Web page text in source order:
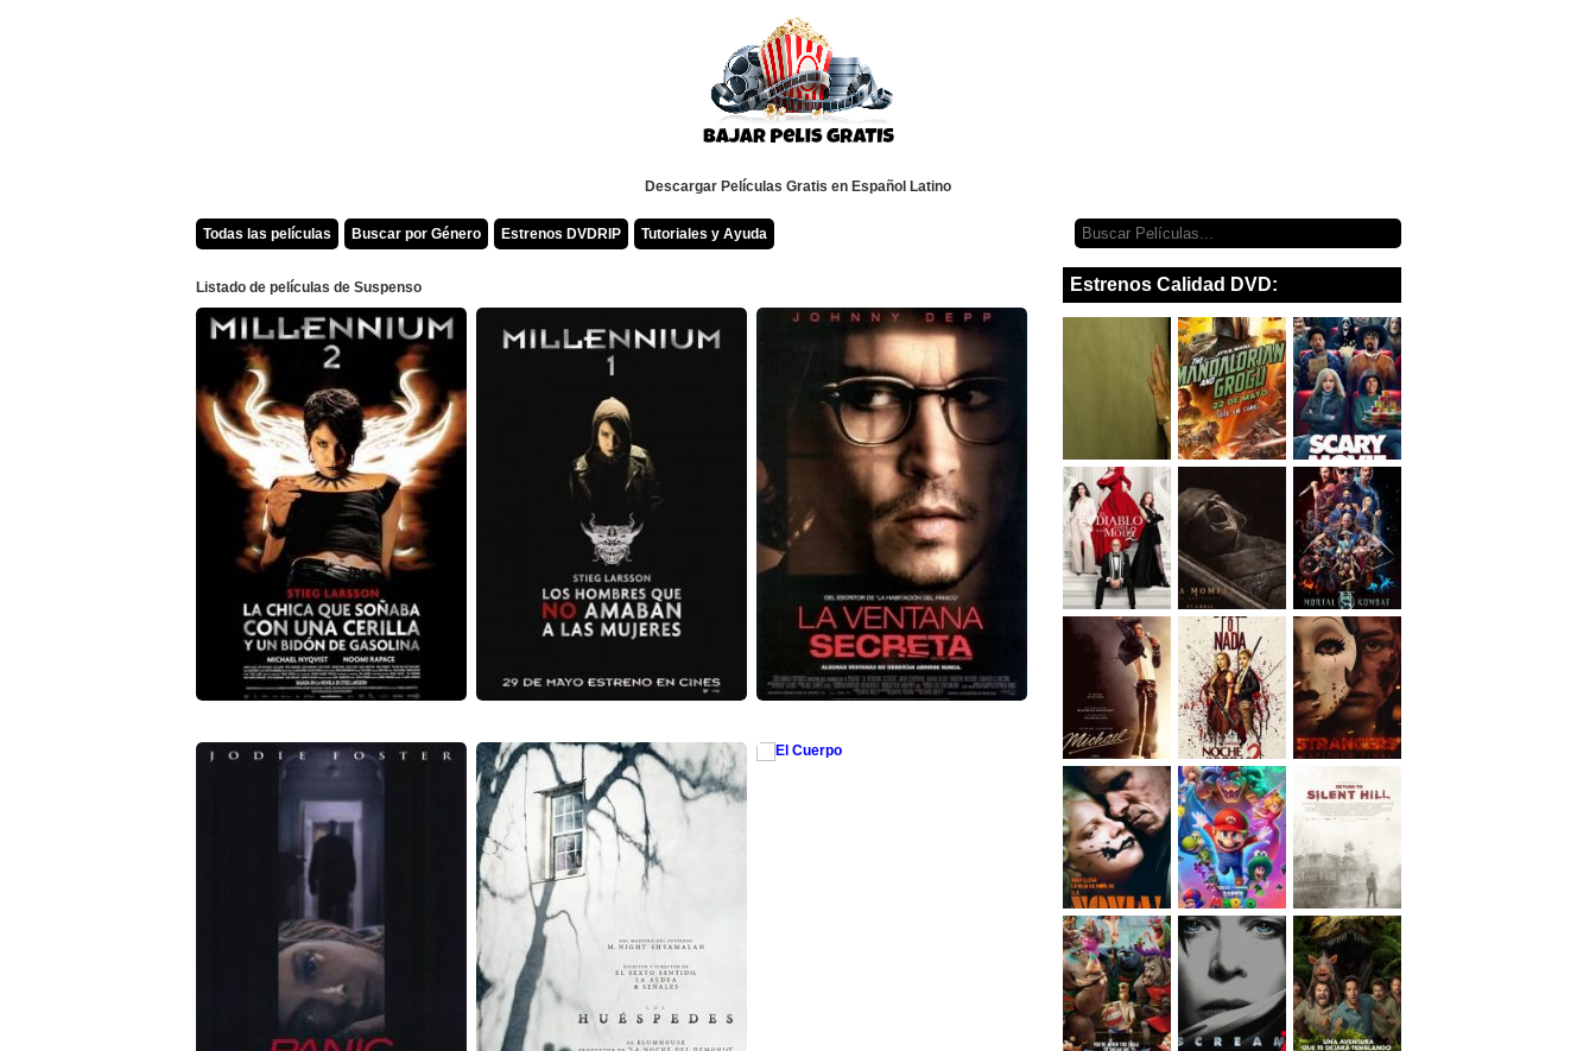
Descargar Películas Gratis en Español Latino
Todas las películas Buscar por Género Estrenos DVDRIP Tutoriales y Ayuda
Listado de películas de Suspenso Estrenos Calidad DVD: